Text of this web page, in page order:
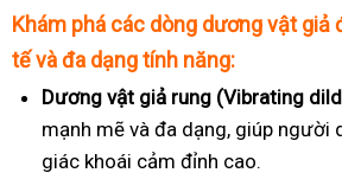
Khám phá các dòng dương vật
tế và đa dạng tính năng:
Dương vật giả rung (Vibrating
mạnh mẽ và đa dạng, giúp người
giác khoái cảm đỉnh cao.